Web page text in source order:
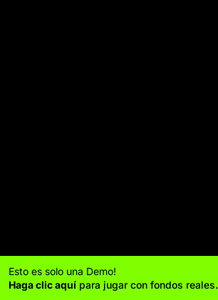
Esto es solo una Demo!
Haga clic aquí para jugar con fondos reales.